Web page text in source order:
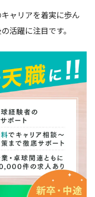
ャリアを着実に歩ん
活躍に注目です。